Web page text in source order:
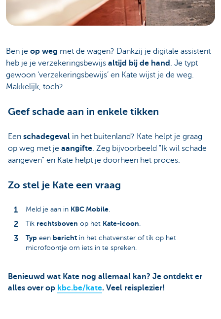
Ben je op weg met de wagen? Dankzij je digitale assistent
heb je je verzekeringsbewijs altijd bij de hand . Je typt
gewoon ‘verzekeringsbewijs’ en Kate wijst je de weg.
Makkelijk, toch?
Geef schade aan in enkele tikken
Een schadegeval in het buitenland? Kate helpt je graag
op weg met je aangifte. Zeg bijvoorbeeld "Ik wil schade
aangeven" en Kate helpt je doorheen het proces.
Zo stel je Kate een vraag
Meld je aan in KBC Mobile.
Tik rechtsboven op het Kate-icoon.
Typ een bericht in het chatvenster of tik op het
microfoontje om iets in te spreken.
Benieuwd wat Kate nog allemaal kan? Je ontdekt er
alles over op kbc.be/kate. Veel reisplezier!